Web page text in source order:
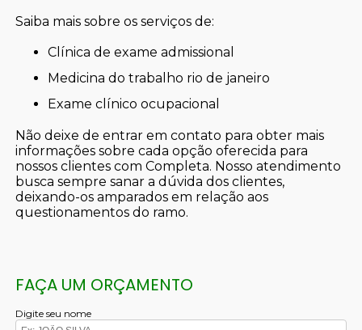
Saiba mais sobre os serviços de:
clínica de exame admissional
medicina do trabalho rio de janeiro
exame clínico ocupacional
Não deixe de entrar em contato para obter mais
informações sobre cada opção oferecida para
nossos clientes com Completa. Nosso atendimento
busca sempre sanar a dúvida dos clientes,
deixando-os amparados em relação aos
questionamentos do ramo.
FAÇA UM ORÇAMENTO
Digite seu nome